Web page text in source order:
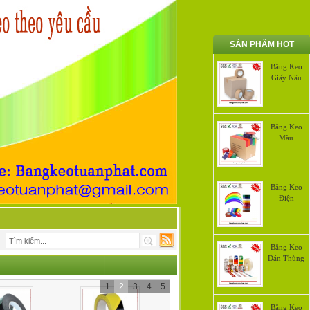
SẢN PHẨM HOT
Băng Keo
Giấy Nâu
Băng Keo
Màu
Băng Keo
Điện
Băng Keo
Dán Thùng
Băng Keo
1 2 3 4 5